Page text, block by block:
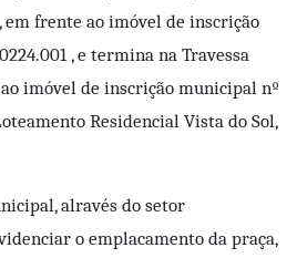
em frente ao imóvel de inscrição
, e termina na Travessa
imóvel de inscrição municipal nº
Residencial Vista do Sol,
alravés do setor
o emplacamento da praça,